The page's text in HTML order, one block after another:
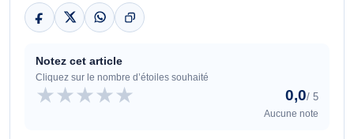
Notez cet article
Cliquez sur le nombre d’étoiles souhaité
★★★★★ 0,0/ 5
Aucune note